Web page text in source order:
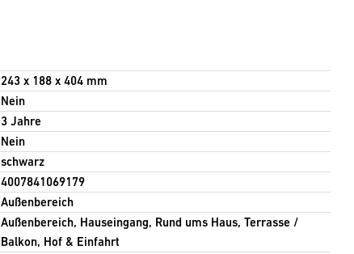
243 x 188 x 404 mm
Nein
3 Jahre
Nein
schwarz
4007841069179
Außenbereich
Außenbereich, Hauseingang, Rund ums Haus, Terrasse /
Balkon, Hof & Einfahrt